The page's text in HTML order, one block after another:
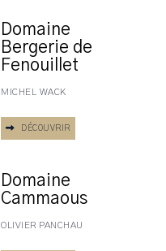
Domaine
Bergerie de
Fenouillet
MICHEL WACK
DÉCOUVRIR
Domaine
Cammaous
OLIVIER PANCHAU